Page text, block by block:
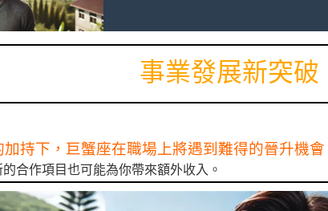
事業發展新突破
持下，巨蟹座在職場上將遇到難得的晉升機會
合作項目也可能為你帶來額外收入。